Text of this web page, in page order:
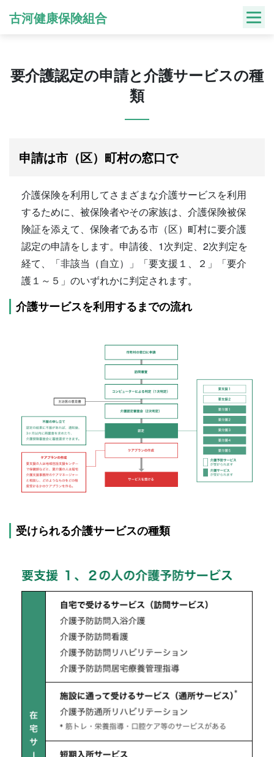
古河健康保険組合
要介護認定の申請と介護サービスの種
類
申請は市（区）町村の窓口で
介護保険を利用してさまざまな介護サービスを利用
するために、被保険者やその家族は、介護保険被保
険証を添えて、保険者である市（区）町村に要介護
認定の申請をします。申請後、1次判定、2次判定を
経て、「非該当（自立）」「要支援１、２」「要介
護１～５」のいずれかに判定されます。
介護サービスを利用するまでの流れ
受けられる介護サービスの種類